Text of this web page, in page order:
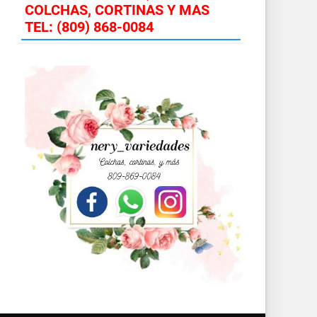
COLCHAS, CORTINAS Y MAS
TEL: (809) 868-0084